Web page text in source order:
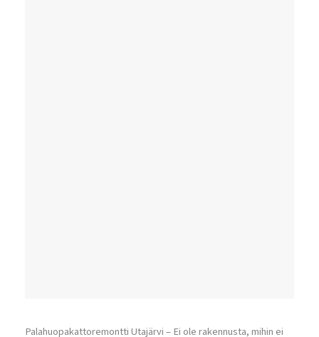
Palahuopakattoremontti Utajärvi – Ei ole rakennusta, mihin ei